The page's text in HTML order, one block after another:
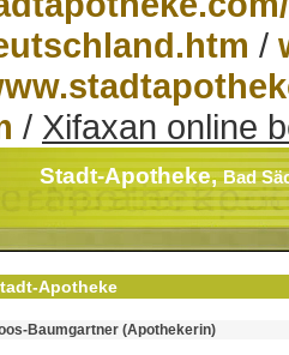
/
/ Xifaxan online
Stadt-Apotheke,Bad
Apotheke
Baumgartner (Apothekerin)